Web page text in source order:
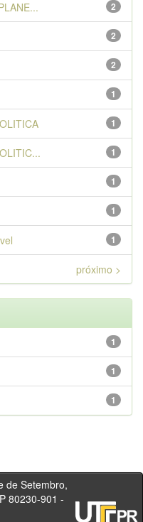
2
2
2
1
1
1
1
1
1
próximo >
1
1
1
80230-901 -
- Brasil